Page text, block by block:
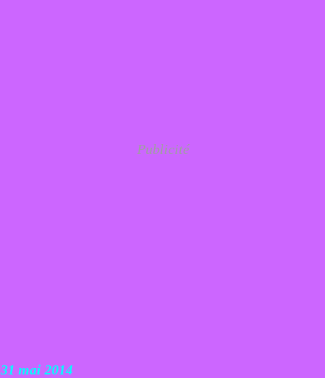
Publicité
31 mai 2014